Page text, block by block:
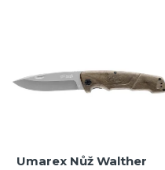
Umarex Nůž Walther